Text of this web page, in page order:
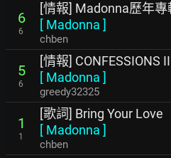
6
6
[情報] Madonna歷年
[ Madonna ]
chben
5
6
[情報] CONFESSIONS
[ Madonna ]
greedy32325
1
1
[歌詞] Bring Your Love
[ Madonna ]
chben